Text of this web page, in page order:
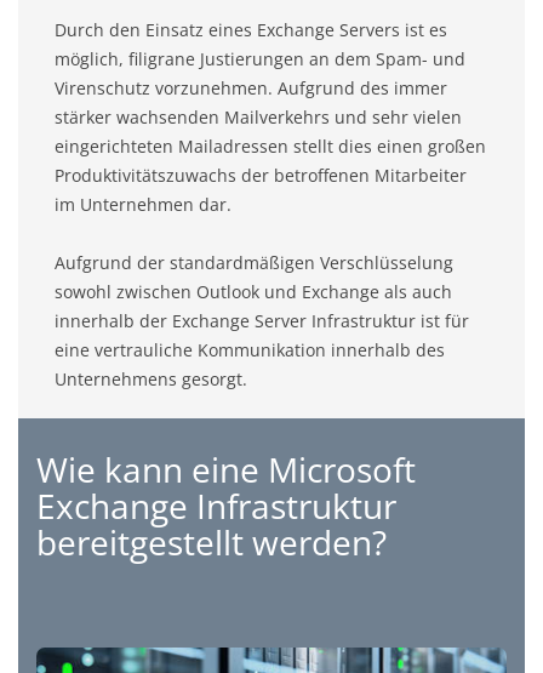
Durch den Einsatz eines Exchange Servers ist es
möglich, filigrane Justierungen an dem Spam- und
Virenschutz vorzunehmen. Aufgrund des immer
stärker wachsenden Mailverkehrs und sehr vielen
eingerichteten Mailadressen stellt dies einen großen
Produktivitätszuwachs der betroffenen Mitarbeiter
im Unternehmen dar.
Aufgrund der standardmäßigen Verschlüsselung
sowohl zwischen Outlook und Exchange als auch
innerhalb der Exchange Server Infrastruktur ist für
eine vertrauliche Kommunikation innerhalb des
Unternehmens gesorgt.
Wie kann eine Microsoft
Exchange Infrastruktur
bereitgestellt werden?